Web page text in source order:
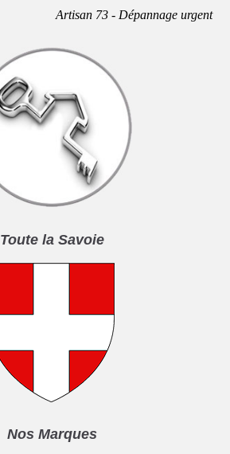
Artisan 73 - Dépannage urgent
Toute la Savoie
Nos Marques